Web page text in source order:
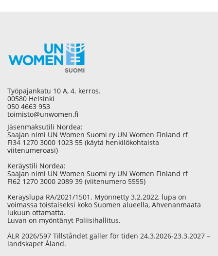
Työpajankatu 10 A, 4. kerros.
00580 Helsinki
050 4663 953
toimisto@unwomen.fi
Jäsenmaksutili Nordea:
Saajan nimi UN Women Suomi ry UN Women Finland rf
FI34 1270 3000 1023 55 (käytä henkilökohtaista
viitenumeroasi)
Keräystili Nordea:
Saajan nimi UN Women Suomi ry UN Women Finland rf
FI62 1270 3000 2089 39 (viitenumero 5555)
Keräyslupa RA/2021/1501. Myönnetty 3.2.2022, lupa on
voimassa toistaiseksi koko Suomen alueella, Ahvenanmaata
lukuun ottamatta.
Luvan on myöntänyt Poliisihallitus.
ÅLR 2026/597 Tillståndet gäller för tiden 24.3.2026-23.3.2027 –
landskapet Åland.